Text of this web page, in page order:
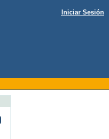
Iniciar Sesión